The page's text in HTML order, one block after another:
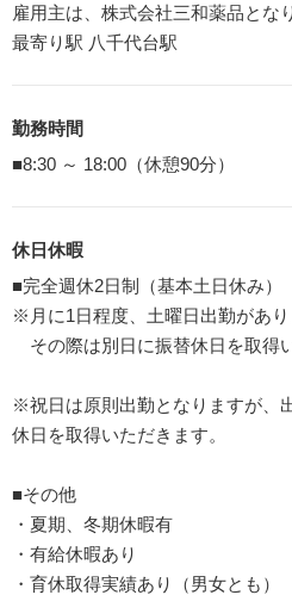
雇用主は、株式会社三和薬品とな
最寄り駅 八千代台駅
勤務時間
■8:30 ～ 18:00（休憩90分）
休日休暇
■完全週休2日制（基本土日休み）
※月に1日程度、土曜日出勤があり
その際は別日に振替休日を取得
※祝日は原則出勤となりますが、
休日を取得いただきます。
■その他
・夏期、冬期休暇有
・有給休暇あり
・育休取得実績あり（男女とも）